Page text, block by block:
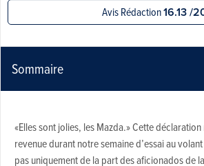
Avis Rédaction16.13 /
Sommaire
«Elles sont jolies, les Mazda.» Cette
revenue durant notre semaine d’essai au
pas uniquement de la part des aficionados de